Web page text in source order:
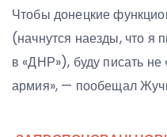
Чтобы донецкие
(начнутся наезды, что я
в «ДНР»), буду писать не
армия», — пообещал